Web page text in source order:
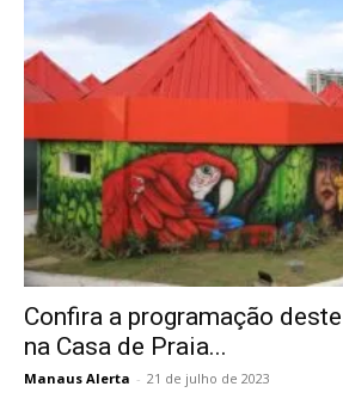
Confira a programação
na Casa de Praia...
Manaus Alerta - 21 de julho de 2023